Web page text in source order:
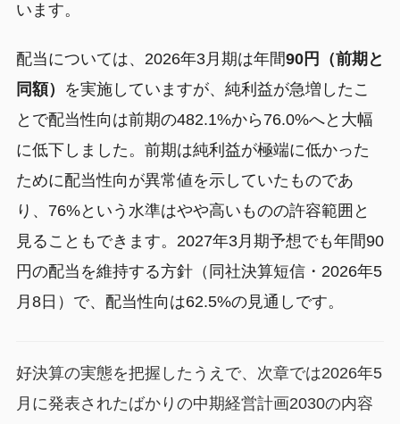
います。
配当については、2026年3月期は年間90円（前期と
同額）
を実施していますが、純利益が急増したこ
とで配当性向は前期の482.1%から76.0%へと大幅
に低下しました。前期は純利益が極端に低かった
ために配当性向が異常値を示していたものであ
り、76%という水準はやや高いものの許容範囲と
見ることもできます。2027年3月期予想でも年間90
円の配当を維持する方針（同社決算短信・2026年5
月8日）で、配当性向は62.5%の見通しです。
好決算の実態を把握したうえで、次章では2026年5
月に発表されたばかりの中期経営計画2030の内容